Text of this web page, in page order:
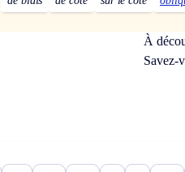
À
Savez-